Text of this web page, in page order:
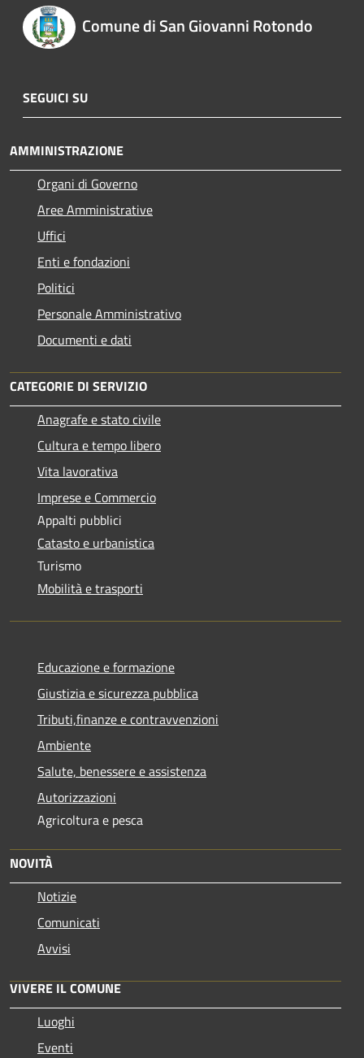
Comune di San Giovanni Rotondo
SEGUICI SU
AMMINISTRAZIONE
Organi di Governo
Aree Amministrative
Uffici
Enti e fondazioni
Politici
Personale Amministrativo
Documenti e dati
CATEGORIE DI SERVIZIO
Anagrafe e stato civile
Cultura e tempo libero
Vita lavorativa
Imprese e Commercio
Appalti pubblici
Catasto e urbanistica
Turismo
Mobilità e trasporti
Educazione e formazione
Giustizia e sicurezza pubblica
Tributi,finanze e contravvenzioni
Ambiente
Salute, benessere e assistenza
Autorizzazioni
Agricoltura e pesca
NOVITÀ
Notizie
Comunicati
Avvisi
VIVERE IL COMUNE
Luoghi
Eventi